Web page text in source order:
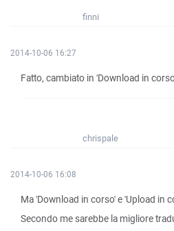
finni
2014-10-06 16:27
Fatto, cambiato in 'Download in
chrispale
2014-10-06 16:08
Ma 'Download in corso' e 'Upload in
Secondo me sarebbe la migliore